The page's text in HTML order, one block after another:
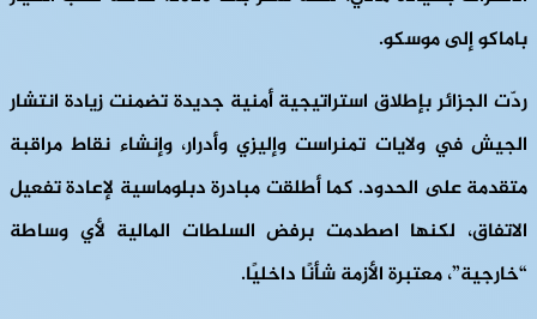
باماكو إلى موسكو.
ردّت الجزائر بإطلاق استراتيجية أمنية جديدة تضمنت زيادة انتشار
الجيش في ولايات تمنراست وإليزي وأدرار، وإنشاء نقاط مراقبة
متقدمة على الحدود. كما أطلقت مبادرة دبلوماسية لإعادة تفعيل
الاتفاق، لكنها اصطدمت برفض السلطات المالية لأي وساطة
“خارجية”، معتبرة الأزمة شأنًا داخليًا.